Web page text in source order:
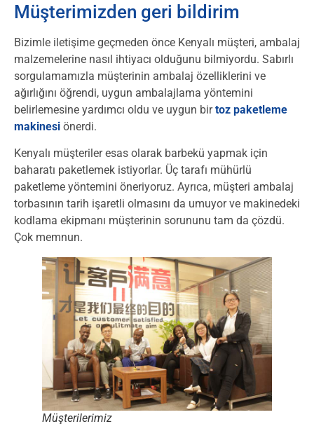
Müşterimizden geri bildirim
Bizimle iletişime geçmeden önce Kenyalı müşteri, ambalaj
malzemelerine nasıl ihtiyacı olduğunu bilmiyordu. Sabırlı
sorgulamamızla müşterinin ambalaj özelliklerini ve
ağırlığını öğrendi, uygun ambalajlama yöntemini
belirlemesine yardımcı oldu ve uygun birtoz paketleme
makinesi önerdi.
Kenyalı müşteriler esas olarak barbekü yapmak için
baharatı paketlemek istiyorlar. Üç tarafı mühürlü
paketleme yöntemini öneriyoruz. Ayrıca, müşteri ambalaj
torbasının tarih işaretli olmasını da umuyor ve makinedeki
kodlama ekipmanı müşterinin sorununu tam da çözdü.
Çok memnun.
Müşterilerimiz